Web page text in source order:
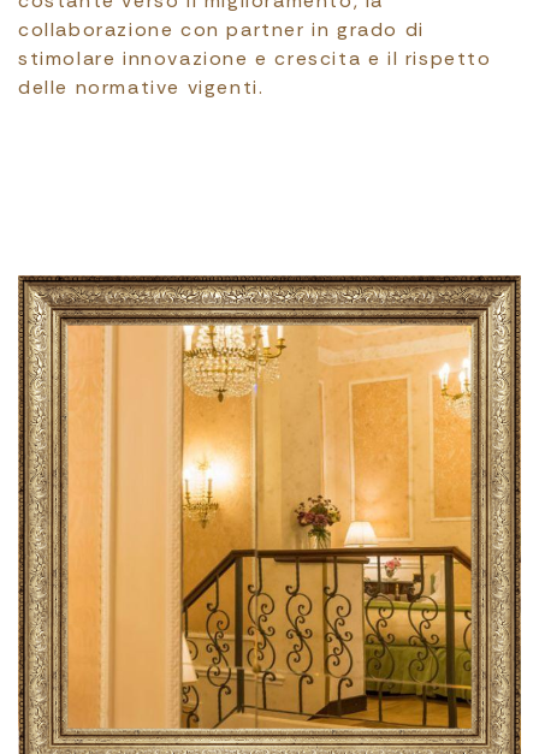
collaborazione con partner in grado di
stimolare innovazione e crescita e il rispetto
delle normative vigenti.